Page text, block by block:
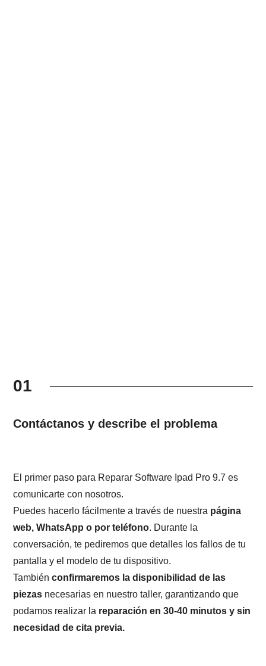
01
Contáctanos y describe el problema
El primer paso para Reparar Software Ipad Pro 9.7 es
comunicarte con nosotros.
Puedes hacerlo fácilmente a través de nuestra página
web, WhatsApp o por teléfono. Durante la
conversación, te pediremos que detalles los fallos de tu
pantalla y el modelo de tu dispositivo.
Tambiénconfirmaremos la disponibilidad de las
piezas necesarias en nuestro taller, garantizando que
podamos realizar la reparación en 30-40 minutos y sin
necesidad de cita previa.